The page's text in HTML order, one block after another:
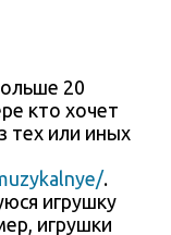
20
кто хочет
тех или иных
.
игрушку
игрушки